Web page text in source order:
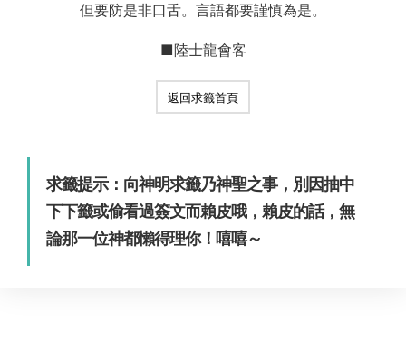
但要防是非口舌。言語都要謹慎為是。
■陸士龍會客
返回求籤首頁
求籤提示：向神明求籤乃神聖之事，別因抽中
下下籤或偷看過簽文而賴皮哦，賴皮的話，無
論那一位神都懶得理你！嘻嘻～